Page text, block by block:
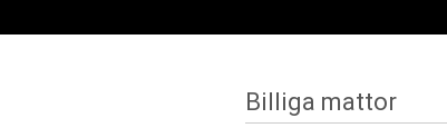
Billiga mattor